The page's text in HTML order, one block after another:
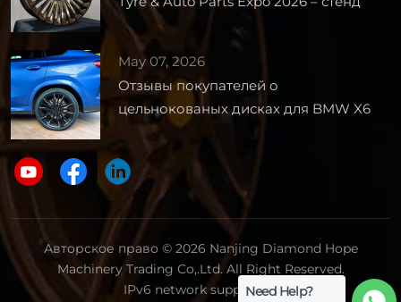
1727
May 07, 2026
Отзывы покупателей о
цельнокованых дисках для BMW X6
Авторское право © 2026 Nanjing Diamond Hope
Machinery Trading Co,.Ltd. All Right Reserved.
IPv6 network supported.Need Help?